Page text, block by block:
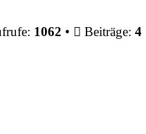
1062 • Beiträge: 4